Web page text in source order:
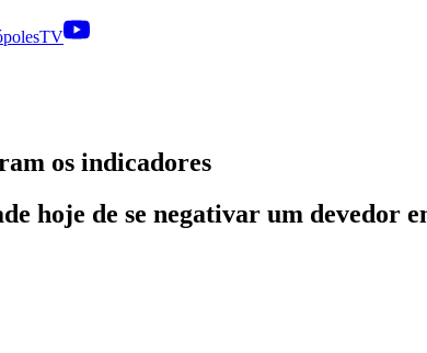
os indicadores
hoje de se negativar um devedor